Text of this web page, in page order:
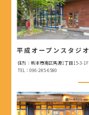
平成オープンスタジオ
住所：熊本市南区馬渡1丁目15-3-1F
TEL：096-285-6580